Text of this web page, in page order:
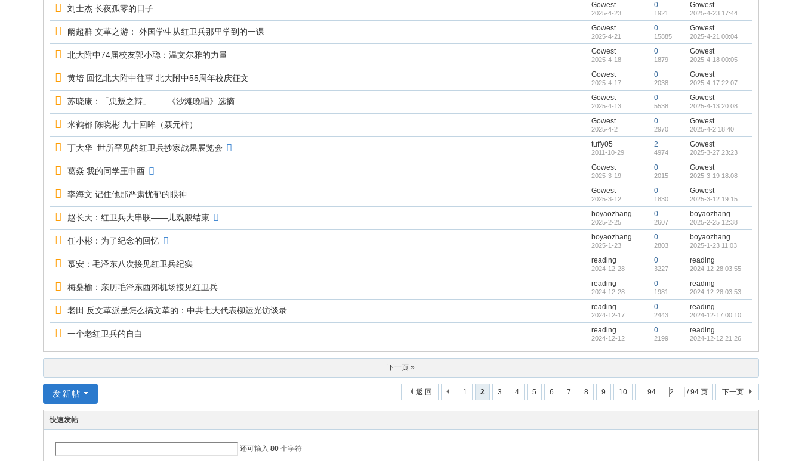
刘士杰 长夜孤零的日子 Gowest
2025-4-23
0
1921
Gowest
2025-4-23 17:44
阚超群 文革之游： 外国学生从红卫兵那里学到的一课 Gowest
2025-4-21
0
15885
Gowest
2025-4-21 00:04
北大附中74届校友郭小聪：温文尔雅的力量 Gowest
2025-4-18
0
1879
Gowest
2025-4-18 00:05
黄培 回忆北大附中往事 北大附中55周年校庆征文 Gowest
2025-4-17
0
2038
Gowest
2025-4-17 22:07
苏晓康：「忠叛之辩」——《沙滩晚唱》选摘 Gowest
2025-4-13
0
5538
Gowest
2025-4-13 20:08
米鹤都 陈晓彬 九十回眸（聂元梓） Gowest
2025-4-2
0
2970
Gowest
2025-4-2 18:40
丁大华 世所罕见的红卫兵抄家战果展览会 tuffy05
2011-10-29
2
4974
Gowest
2025-3-27 23:23
葛焱 我的同学王申酉 Gowest
2025-3-19
0
2015
Gowest
2025-3-19 18:08
李海文 记住他那严肃忧郁的眼神 Gowest
2025-3-12
0
1830
Gowest
2025-3-12 19:15
赵长天：红卫兵大串联——儿戏般结束 boyaozhang
2025-2-25
0
2607
boyaozhang
2025-2-25 12:38
任小彬：为了纪念的回忆 boyaozhang
2025-1-23
0
2803
boyaozhang
2025-1-23 11:03
慕安：毛泽东八次接见红卫兵纪实 reading
2024-12-28
0
3227
reading
2024-12-28 03:55
梅桑榆：亲历毛泽东西郊机场接见红卫兵 reading
2024-12-28
0
1981
reading
2024-12-28 03:53
老田 反文革派是怎么搞文革的：中共七大代表柳运光访谈录 reading
2024-12-17
0
2443
reading
2024-12-17 00:10
一个老红卫兵的自白 reading
2024-12-12
0
2199
reading
2024-12-12 21:26
下一页 »
1 2 3 4 5 6 7 8 9 10 ... 94 / 94 页 下一页
返 回
发新帖
快速发帖
还可输入 80 个字符